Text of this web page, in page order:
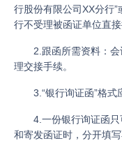
行股份有限公司XX分行
行不受理被函证单位直接
2.跟函所需资料：
理交接手续。
3.“银行询证函”格
4.一份银行询证函
和寄发函证时，分开填